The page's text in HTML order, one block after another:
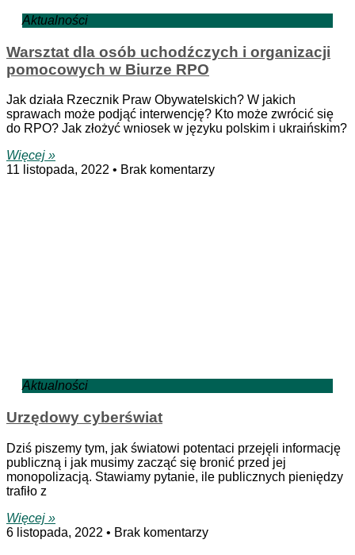
Aktualności
Warsztat dla osób uchodźczych i organizacji
pomocowych w Biurze RPO
Jak działa Rzecznik Praw Obywatelskich? W jakich
sprawach może podjąć interwencję? Kto może zwrócić się
do RPO? Jak złożyć wniosek w języku polskim i ukraińskim?
Więcej »
11 listopada, 2022
Brak komentarzy
Aktualności
Urzędowy cyberświat
Dziś piszemy tym, jak światowi potentaci przejęli informację
publiczną i jak musimy zacząć się bronić przed jej
monopolizacją. Stawiamy pytanie, ile publicznych pieniędzy
trafiło z
Więcej »
6 listopada, 2022
Brak komentarzy